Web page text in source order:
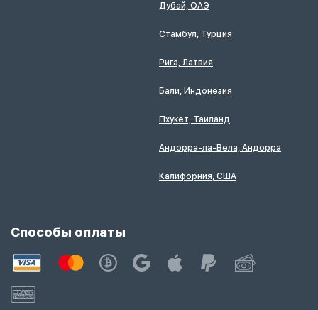
Дубай, ОАЭ
Стамбул, Турция
Рига, Латвия
Бали, Индонезия
Пхукет, Таиланд
Андорра-ла-Вела, Андорра
Калифорния, США
Способы оплаты